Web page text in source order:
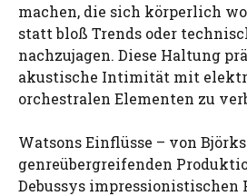
machen, die sich körperlich
statt bloß Trends oder
nachzujagen. Diese Haltung
akustische Intimität mit
orchestralen Elementen zu
Watsons Einflüsse – von Björks
genreübergreifenden
Debussys impressionistischen